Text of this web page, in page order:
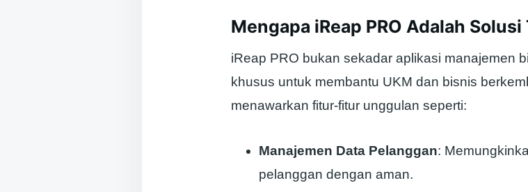
Mengapa iReap PRO Adalah
iReap PRO bukan sekadar aplikasi manajemen
khusus untuk membantu UKM dan bisnis
menawarkan fitur-fitur unggulan seperti:
Manajemen Data Pelanggan:
pelanggan dengan aman.